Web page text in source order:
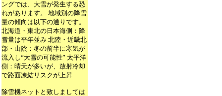
ングでは、大雪が発生する恐
れがあります。 地域別の降雪
量の傾向は以下の通りです。
北海道・東北の日本海側：降
雪量は平年並み 北陸・近畿北
部・山陰：冬の前半に寒気が
流入し“大雪の可能性” 太平洋
側：晴天が多いが、放射冷却
で路面凍結リスクが上昇
除雪機ネットと致しましては